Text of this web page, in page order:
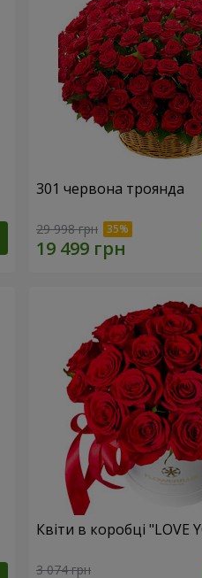
301 червона троянда
29 998 грн
Квіти в коробці "LOVE
3 074 грн